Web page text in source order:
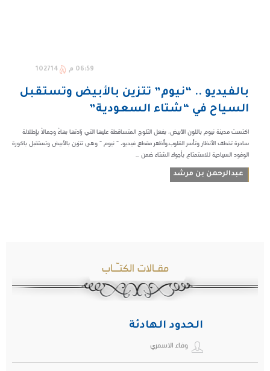
06:59 م 102714
بالفيديو .. “نيوم” تتزين بالأبيض وتستقبل
السياح في “شتاء السعودية”
اكتست مدينة نيوم باللون الأبيض، بفعل الثلوج المتساقطة عليها التي زادتها بهاءً وجمالًا بإطلالة
ساحرة تخطف الأنظار وتأسر القلوب.وأظهر مقطع فيديو، ” نيوم ” وهي تتزين بالأبيض وتستقبل باكورة
الوفود السياحية للاستمتاع بأجواء الشتاء ضمن ...
عبدالرحمن بن مرشد
مقـالات الكتـّـاب
الحدود الهادئة
وفاء الاسمري